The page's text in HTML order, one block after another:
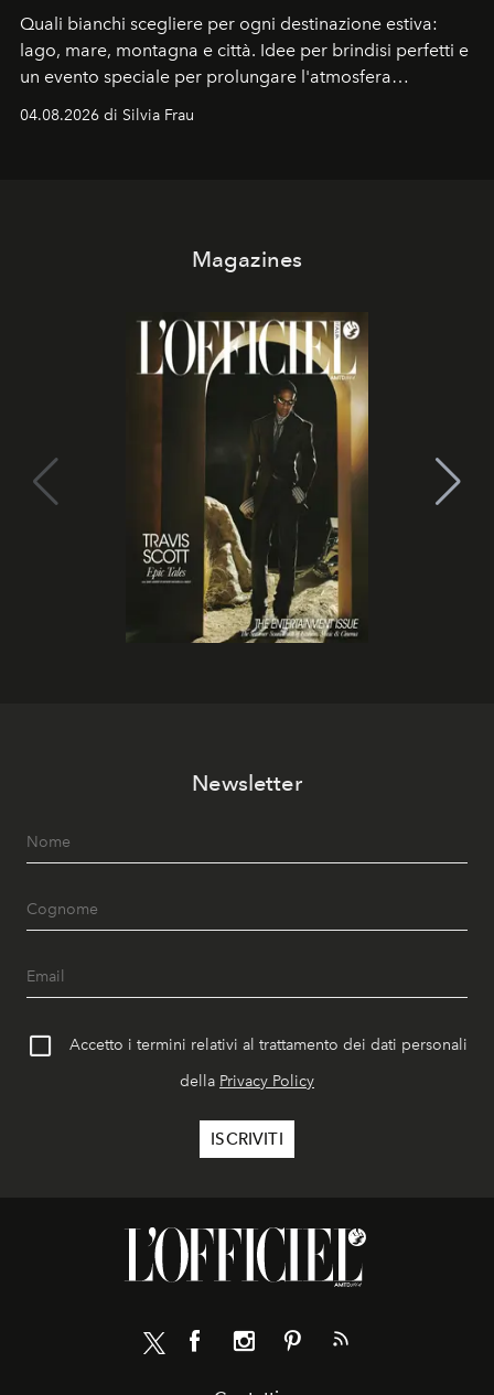
Quali bianchi scegliere per ogni destinazione estiva:
lago, mare, montagna e città. Idee per brindisi perfetti e
un evento speciale per prolungare l'atmosfera
04.08.2026 di Silvia Frau
Magazines
Newsletter
Accetto i termini relativi al trattamento dei dati personali
della Privacy Policy